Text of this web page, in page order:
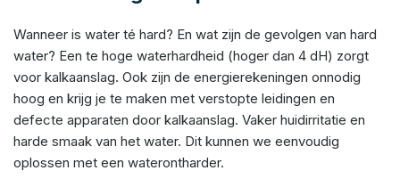
Wanneer is water té hard? En wat zijn de gevolgen van hard
water? Een te hoge waterhardheid (hoger dan 4 dH) zorgt
voor kalkaanslag. Ook zijn de energierekeningen onnodig
hoog en krijg je te maken met verstopte leidingen en
defecte apparaten door kalkaanslag. Vaker huidirritatie en
harde smaak van het water. Dit kunnen we eenvoudig
oplossen met een waterontharder.